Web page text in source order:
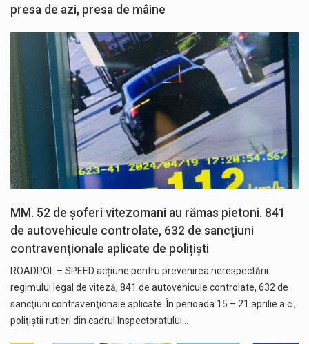
presa de azi, presa de mâine
MM. 52 de șoferi vitezomani au rămas pietoni. 841
de autovehicule controlate, 632 de sancţiuni
contravenţionale aplicate de polițiști
ROADPOL – SPEED acțiune pentru prevenirea nerespectării
regimului legal de viteză, 841 de autovehicule controlate, 632 de
sancţiuni contravenţionale aplicate. În perioada 15 – 21 aprilie a.c.,
poliţiştii rutieri din cadrul Inspectoratului…